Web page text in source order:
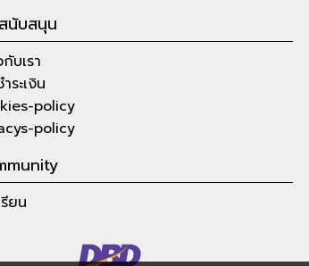
นับสนุน
บเรา
ระเงิน
policy
policy
ยน